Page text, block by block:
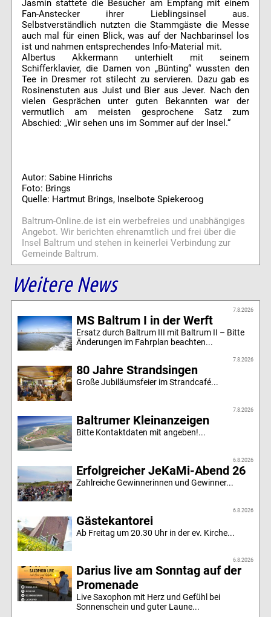
Jasmin stattete die Besucher am Empfang mit einem
Fan-Anstecker ihrer Lieblingsinsel aus.
Selbstverständlich nutzten die Stammgäste die Messe
auch mal für einen Blick, was auf der Nachbarinsel los
ist und nahmen entsprechendes Info-Material mit.
Albertus Akkermann unterhielt mit seinem
Schifferklavier, die Damen von „Bünting“ wussten den
Tee in Dresmer rot stilecht zu servieren. Dazu gab es
Rosinenstuten aus Juist und Bier aus Jever. Nach den
vielen Gesprächen unter guten Bekannten war der
vermutlich am meisten gesprochene Satz zum
Abschied: „Wir sehen uns im Sommer auf der Insel.“
Autor: Sabine Hinrichs
Foto: Brings
Quelle: Hartmut Brings, Inselbote Spiekeroog
Baltrum-Online.de ist ein werbefreies und unabhängiges
Angebot. Wir berichten ehrenamtlich und frei über die
Insel Baltrum und stehen in keinerlei Verbindung zur
Gemeinde Baltrum.
Weitere News
7.8.2026
MS Baltrum I in der Werft
Ersatz durch Baltrum III mit Baltrum II – Bitte
Änderungen im Fahrplan beachten...
7.8.2026
80 Jahre Strandsingen
Große Jubiläumsfeier im Strandcafé...
7.8.2026
Baltrumer Kleinanzeigen
Bitte Kontaktdaten mit angeben!...
6.8.2026
Erfolgreicher JeKaMi-Abend 26
Zahlreiche Gewinnerinnen und Gewinner...
6.8.2026
Gästekantorei
Ab Freitag um 20.30 Uhr in der ev. Kirche...
6.8.2026
Darius live am Sonntag auf der
Promenade
Live Saxophon mit Herz und Gefühl bei
Sonnenschein und guter Laune...